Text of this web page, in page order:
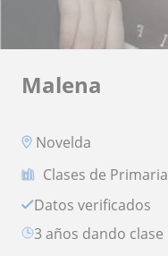
Malena
Novelda
Clases de Primaria
Datos verificados
3 años dando clase